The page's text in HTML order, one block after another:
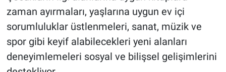
zaman ayırmaları, yaşlarına uygun ev içi
sorumluluklar üstlenmeleri, sanat, müzik ve
spor gibi keyif alabilecekleri yeni alanları
deneyimlemeleri sosyal ve bilişsel gelişimlerini